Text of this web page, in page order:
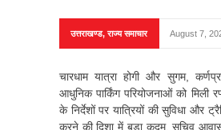
उत्तराखण्ड,राज्य समाचार August 7,
चारधाम यात्रा होगी और सुगम,
आधुनिक पार्किंग परियोजनाओं को मिली
के निर्देशों पर यात्रियों की सुविधा और
करने की दिशा में बड़ा कदम, सचिव